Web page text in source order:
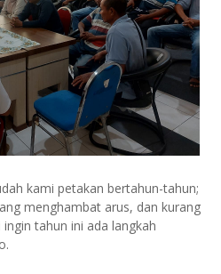
kami petakan bertahun-tahun;
menghambat arus, dan kurang
tahun ini ada langkah